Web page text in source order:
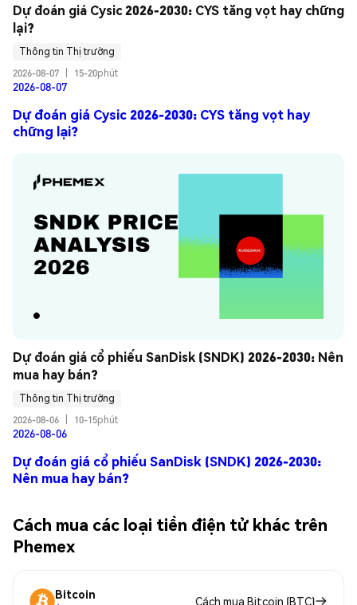
Dự đoán giá Cysic 2026-2030: CYS tăng vọt hay chững
lại?
Thông tin Thị trường
2026-08-07
15-20phút
2026-08-07
Dự đoán giá Cysic 2026-2030: CYS tăng vọt hay
chững lại?
Dự đoán giá cổ phiếu SanDisk (SNDK) 2026-2030: Nên
mua hay bán?
Thông tin Thị trường
2026-08-06
10-15phút
2026-08-06
Dự đoán giá cổ phiếu SanDisk (SNDK) 2026-2030:
Nên mua hay bán?
Cách mua các loại tiền điện tử khác trên
Phemex
Bitcoin
Cách mua Bitcoin (BTC)